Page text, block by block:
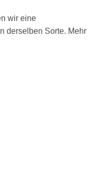
wir eine
derselben Sorte. Mehr